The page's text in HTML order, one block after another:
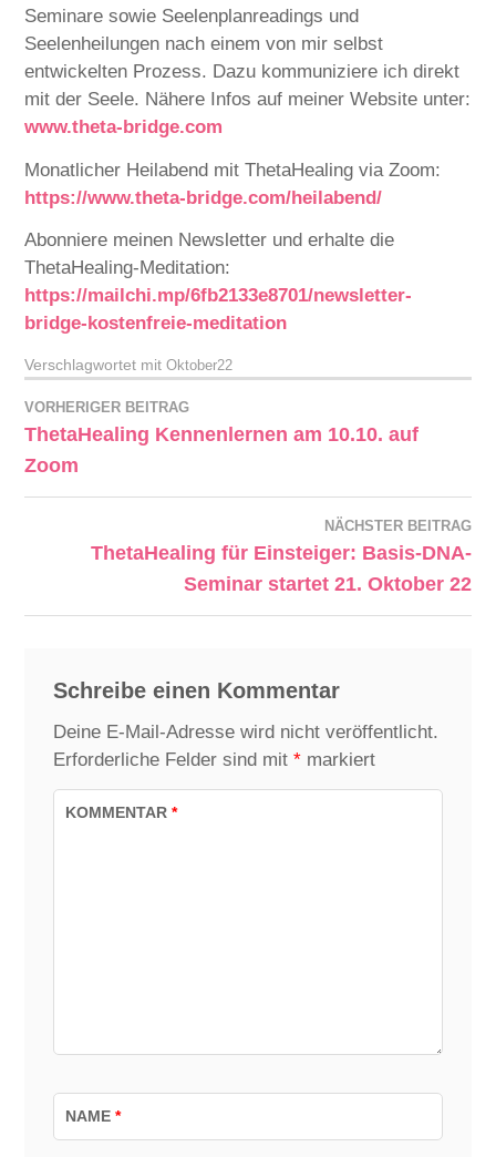
Seminare sowie Seelenplanreadings und
Seelenheilungen nach einem von mir selbst
entwickelten Prozess. Dazu kommuniziere ich direkt
mit der Seele. Nähere Infos auf meiner Website unter:
www.theta-bridge.com
Monatlicher Heilabend mit ThetaHealing via Zoom:
https://www.theta-bridge.com/heilabend/
Abonniere meinen Newsletter und erhalte die
ThetaHealing-Meditation:
https://mailchi.mp/6fb2133e8701/newsletter-
bridge-kostenfreie-meditation
Verschlagwortet mitOktober22
VORHERIGER BEITRAG
ThetaHealing Kennenlernen am 10.10. auf
Zoom
NÄCHSTER BEITRAG
ThetaHealing für Einsteiger: Basis-DNA-
Seminar startet 21. Oktober 22
Schreibe einen Kommentar
Deine E-Mail-Adresse wird nicht veröffentlicht.
Erforderliche Felder sind mit *markiert
KOMMENTAR*
NAME*